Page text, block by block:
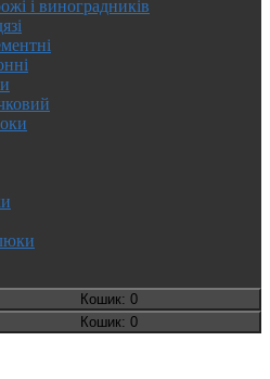
і виноградників
Кошик: 0
Кошик: 0